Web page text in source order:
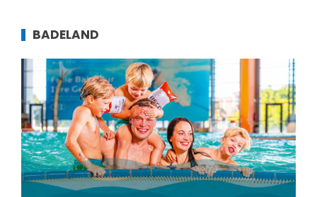
BADELAND